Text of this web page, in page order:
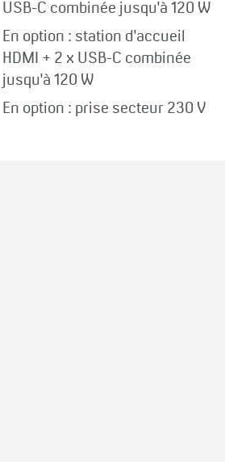
USB-C combinée jusqu'à 120 W
En option : station d'accueil
HDMI + 2 x USB-C combinée
jusqu'à 120 W
En option : prise secteur 230 V